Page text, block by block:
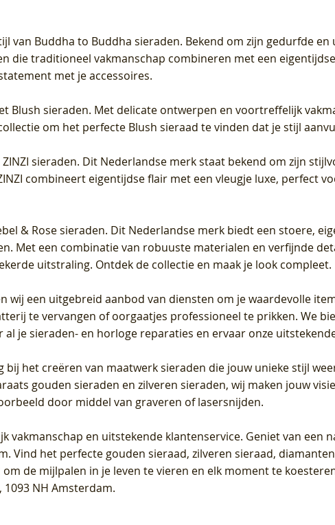
van Buddha to Buddha sieraden. Bekend om zijn gedurfde
die traditioneel vakmanschap combineren met een
met je accessoires.
Blush sieraden. Met delicate ontwerpen en voortreffelijk
om het perfecte Blush sieraad te vinden dat je stijl
sieraden. Dit Nederlandse merk staat bekend om zijn
combineert eigentijdse flair met een vleugje luxe, perfect
& Rose sieraden. Dit Nederlandse merk biedt een stoere,
Met een combinatie van robuuste materialen en verfijnde
uitstraling. Ontdek de collectie en maak je look compleet.
wij een uitgebreid aanbod van diensten om je waardevolle
te vervangen of oorgaatjes professioneel te prikken. We
je sieraden- en horloge reparaties en ervaar onze
bij het creëren van maatwerk sieraden die jouw unieke stijl
gouden sieraden en zilveren sieraden, wij maken jouw
door middel van graveren of lasersnijden.
vakmanschap en uitstekende klantenservice. Geniet van een
Vind het perfecte gouden sieraad, zilveren sieraad,
de mijlpalen in je leven te vieren en elk moment te
NH Amsterdam.